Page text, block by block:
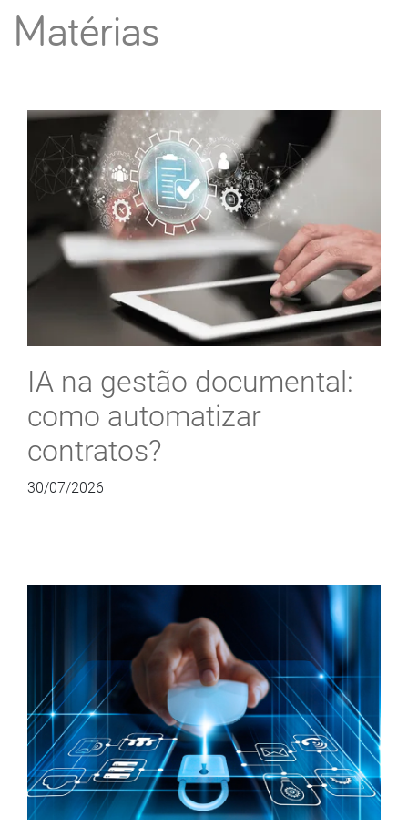
Matérias
IA na gestão documental:
como automatizar
contratos?
30/07/2026